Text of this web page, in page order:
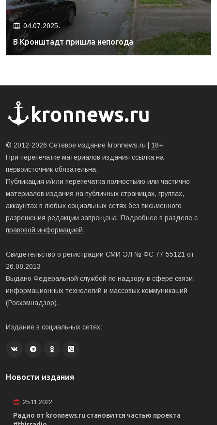
04.07.2025.
В Кронштадт пришла непогода
© 2012-2026 Сетевое издание kronnews.ru | 18+
При перепечатке материалов издания ссылка на
первоисточник обязательна.
Публикация и/или перепечатка полностьию или частично
материалов издания на публичных страницах, группах,
аккаунтах в любых социальных сетях без письменного
разрешения редакции запрещена. Подробнее в разделе с
правовой информацией.
Свидетельство о регистрации СМИ ЭЛ № ФС 77-55121 от
26.08.2013
Выдано Федеральной службой по надзору в сфере связи,
информационных технологий и массовых коммуникаций
(Роскомнадзор).
Издание в социальных сетях:
Новости издания
25.11.2022.
Радио от kronnews.ru становится частью проекта